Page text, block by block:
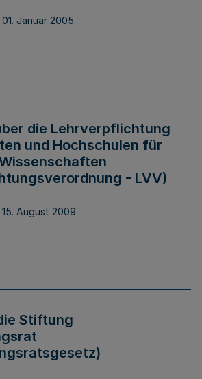
Januar 2005
die Lehrverpflichtung
und Hochschulen für
- LVV)
15. August 2009
Stiftung